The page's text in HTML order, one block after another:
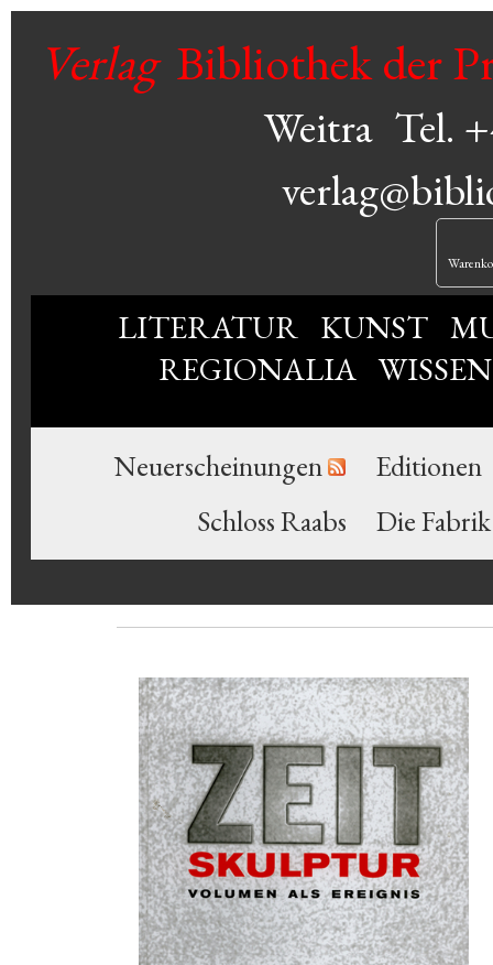
VerlagBibliothek der
Weitra Tel.
LITERATUR KUNST
REGIONALIA
Neuerscheinungen
Editionen
Schloss Raabs
Die Fabrik